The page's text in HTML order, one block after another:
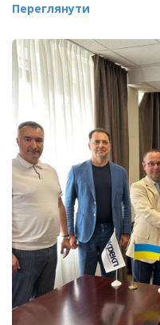
Переглянути